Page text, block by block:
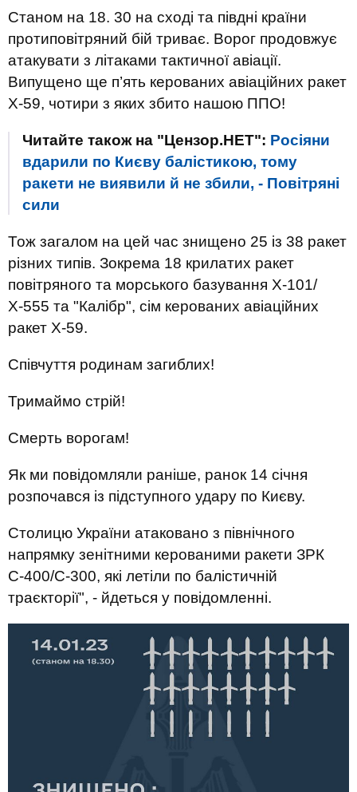
Станом на 18. 30 на сході та півдні країни
протиповітряний бій триває. Ворог продовжує
атакувати з літаками тактичної авіації.
Випущено ще п’ять керованих авіаційних ракет
Х-59, чотири з яких збито нашою ППО!
Читайте також на "Цензор.НЕТ": Росіяни
вдарили по Києву балістикою, тому
ракети не виявили й не збили, - Повітряні
сили
Тож загалом на цей час знищено 25 із 38 ракет
різних типів. Зокрема 18 крилатих ракет
повітряного та морського базування Х-101/
Х-555 та "Калібр", сім керованих авіаційних
ракет Х-59.
Співчуття родинам загиблих!
Тримаймо стрій!
Смерть ворогам!
Як ми повідомляли раніше, ранок 14 січня
розпочався із підступного удару по Києву.
Столицю України атаковано з північного
напрямку зенітними керованими ракети ЗРК
С-400/С-300, які летіли по балістичній
траєкторії", - йдеться у повідомленні.